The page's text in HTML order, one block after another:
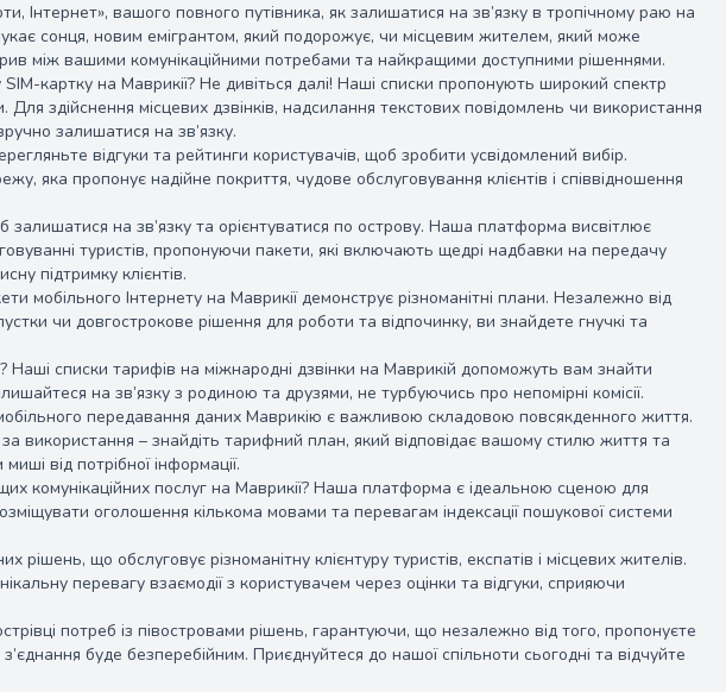
350.00 одноразово
Інтернет», вашого повного путівника, як залишатися на зв’язку в тропічному раю на
сонця, новим емігрантом, який подорожує, чи місцевим жителем, який може
між вашими комунікаційними потребами та найкращими доступними рішеннями.
картку на Маврикії? Не дивіться далі! Наші списки пропонують широкий спектр
здійснення місцевих дзвінків, надсилання текстових повідомлень чи використання
залишатися на зв’язку.
відгуки та рейтинги користувачів, щоб зробити усвідомлений вибір.
яка пропонує надійне покриття, чудове обслуговування клієнтів і співвідношення
залишатися на зв’язку та орієнтуватися по острову. Наша платформа висвітлює
туристів, пропонуючи пакети, які включають щедрі надбавки на передачу
підтримку клієнтів.
мобільного Інтернету на Маврикії демонструє різноманітні плани. Незалежно від
чи довгострокове рішення для роботи та відпочинку, ви знайдете гнучкі та
списки тарифів на міжнародні дзвінки на Маврикій допоможуть вам знайти
на зв’язку з родиною та друзями, не турбуючись про непомірні комісії.
передавання даних Маврикію є важливою складовою повсякденного життя.
використання – знайдіть тарифний план, який відповідає вашому стилю життя та
від потрібної інформації.
комунікаційних послуг на Маврикії? Наша платформа є ідеальною сценою для
оголошення кількома мовами та перевагам індексації пошукової системи
що обслуговує різноманітну клієнтуру туристів, експатів і місцевих жителів.
перевагу взаємодії з користувачем через оцінки та відгуки, сприяючи
потреб із півостровами рішень, гарантуючи, що незалежно від того, пропонуєте
буде безперебійним. Приєднуйтеся до нашої спільноти сьогодні та відчуйте